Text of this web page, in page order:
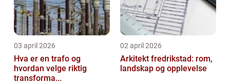
03 april 2026
Hva er en trafo og
hvordan velge riktig
transforma...
02 april 2026
Arkitekt fredrikstad: rom,
landskap og opplevelse